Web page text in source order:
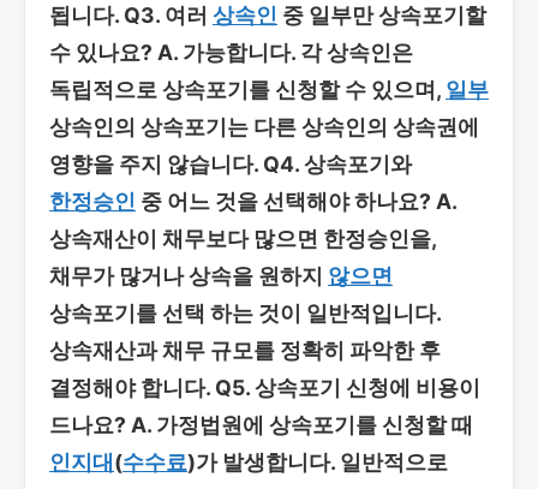
됩니다. Q3. 여러 상속인 중 일부만 상속포기할
수 있나요? A. 가능합니다. 각 상속인은
독립적으로 상속포기를 신청할 수 있으며, 일부
상속인의 상속포기는 다른 상속인의 상속권에
영향을 주지 않습니다. Q4. 상속포기와
한정승인 중 어느 것을 선택해야 하나요? A.
상속재산이 채무보다 많으면 한정승인을,
채무가 많거나 상속을 원하지 않으면
상속포기를 선택 하는 것이 일반적입니다.
상속재산과 채무 규모를 정확히 파악한 후
결정해야 합니다. Q5. 상속포기 신청에 비용이
드나요? A. 가정법원에 상속포기를 신청할 때
인지대 (수수료)가 발생합니다. 일반적으로